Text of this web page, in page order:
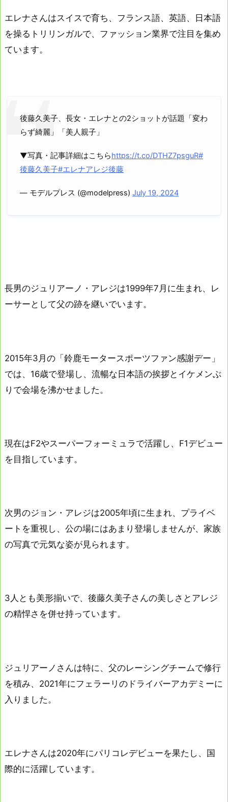
エレナさんはスイスで育ち、フランス語、英語、日本語
を操るトリリンガルで、ファッション業界で注目を集め
ています。
後藤久美子、長女・エレナとの2ショットが話題「変わ
らず綺麗」「美人親子」
▼写真・記事詳細はこちらhttps://t.co/DTHZ7psguR#
後藤久美子#エレナアレジ後藤
— モデルプレス (@modelpress) July 19, 2024
長男のジュリアーノ・アレジは1999年7月に生まれ、レ
ーサーとして父の跡を継いでいます。
2015年3月の「鈴鹿モータースポーツファン感謝デー」
では、16歳で登場し、流暢な日本語の挨拶とイケメンぶ
りで会場を沸かせました。
現在はF2やスーパーフォーミュラで活躍し、F1デビュー
を目指しています。
次男のジョン・アレジは2005年頃に生まれ、プライベ
ートを重視し、公の場にはあまり登場しませんが、家族
の写真で元気な姿が見られます。
3人とも美形揃いで、後藤久美子さんの美しさとアレジ
の精悍さを併せ持っています。
ジュリアーノさんは特に、父のレーシングチームで修行
を積み、2021年にフェラーリのドライバーアカデミーに
入りました。
エレナさんは2020年にパリコレデビューを果たし、国
際的に活躍しています。